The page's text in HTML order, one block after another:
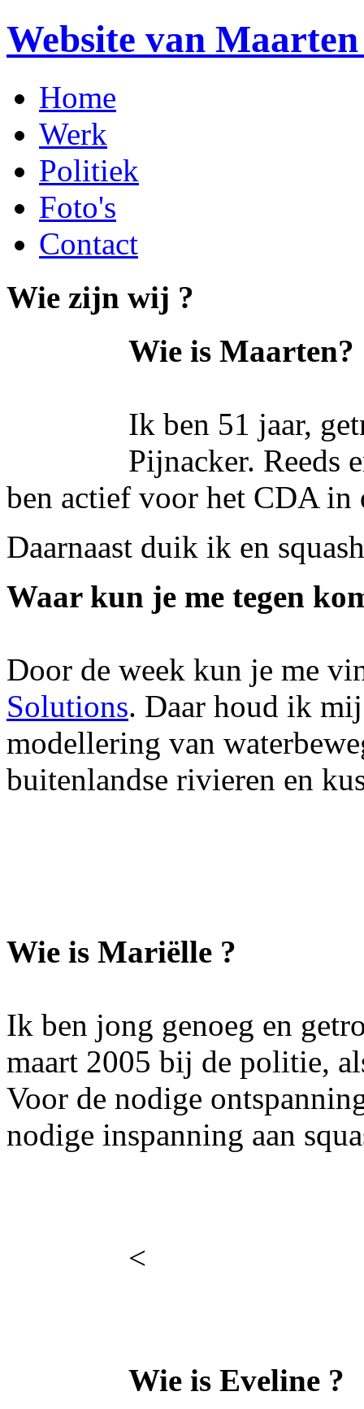
Website van
Home
Werk
Politiek
Foto's
Contact
Wie zijn wij ?
Wie is Maarten?
Ik ben 51 jaar,
Pijnacker. Reeds
ben actief voor het CDA
Daarnaast duik ik en
Waar kun je me tegen
Door de week kun je me
Solutions. Daar houd ik
modellering van
buitenlandse rivieren en
Wie is Mariëlle ?
Ik ben jong genoeg en
maart 2005 bij de politie,
Voor de nodige
nodige inspanning aan
<
Wie is Eveline ?